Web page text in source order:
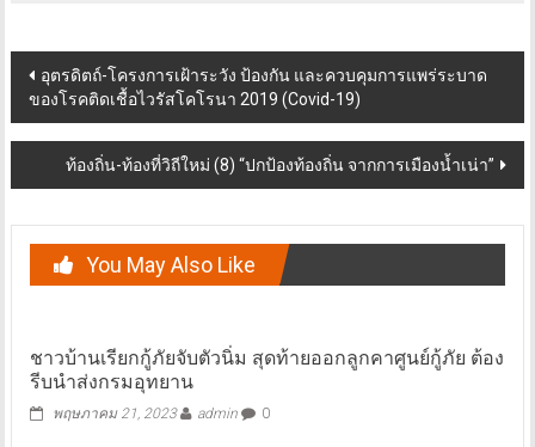
Post
navigation
อุตรดิตถ์-โครงการเฝ้าระวัง ป้องกัน และควบคุมการแพร่ระบาด
ของโรคติดเชื้อไวรัสโคโรนา 2019 (Covid-19)
ท้องถิ่น-ท้องที่วิถีใหม่ (8) “ปกป้องท้องถิ่น จากการเมืองน้ำเน่า”
You May Also Like
ชาวบ้านเรียกกู้ภัยจับตัวนิ่ม สุดท้ายออกลูกคาศูนย์กู้ภัย ต้อง
รีบนำส่งกรมอุทยาน
พฤษภาคม 21, 2023 admin 0